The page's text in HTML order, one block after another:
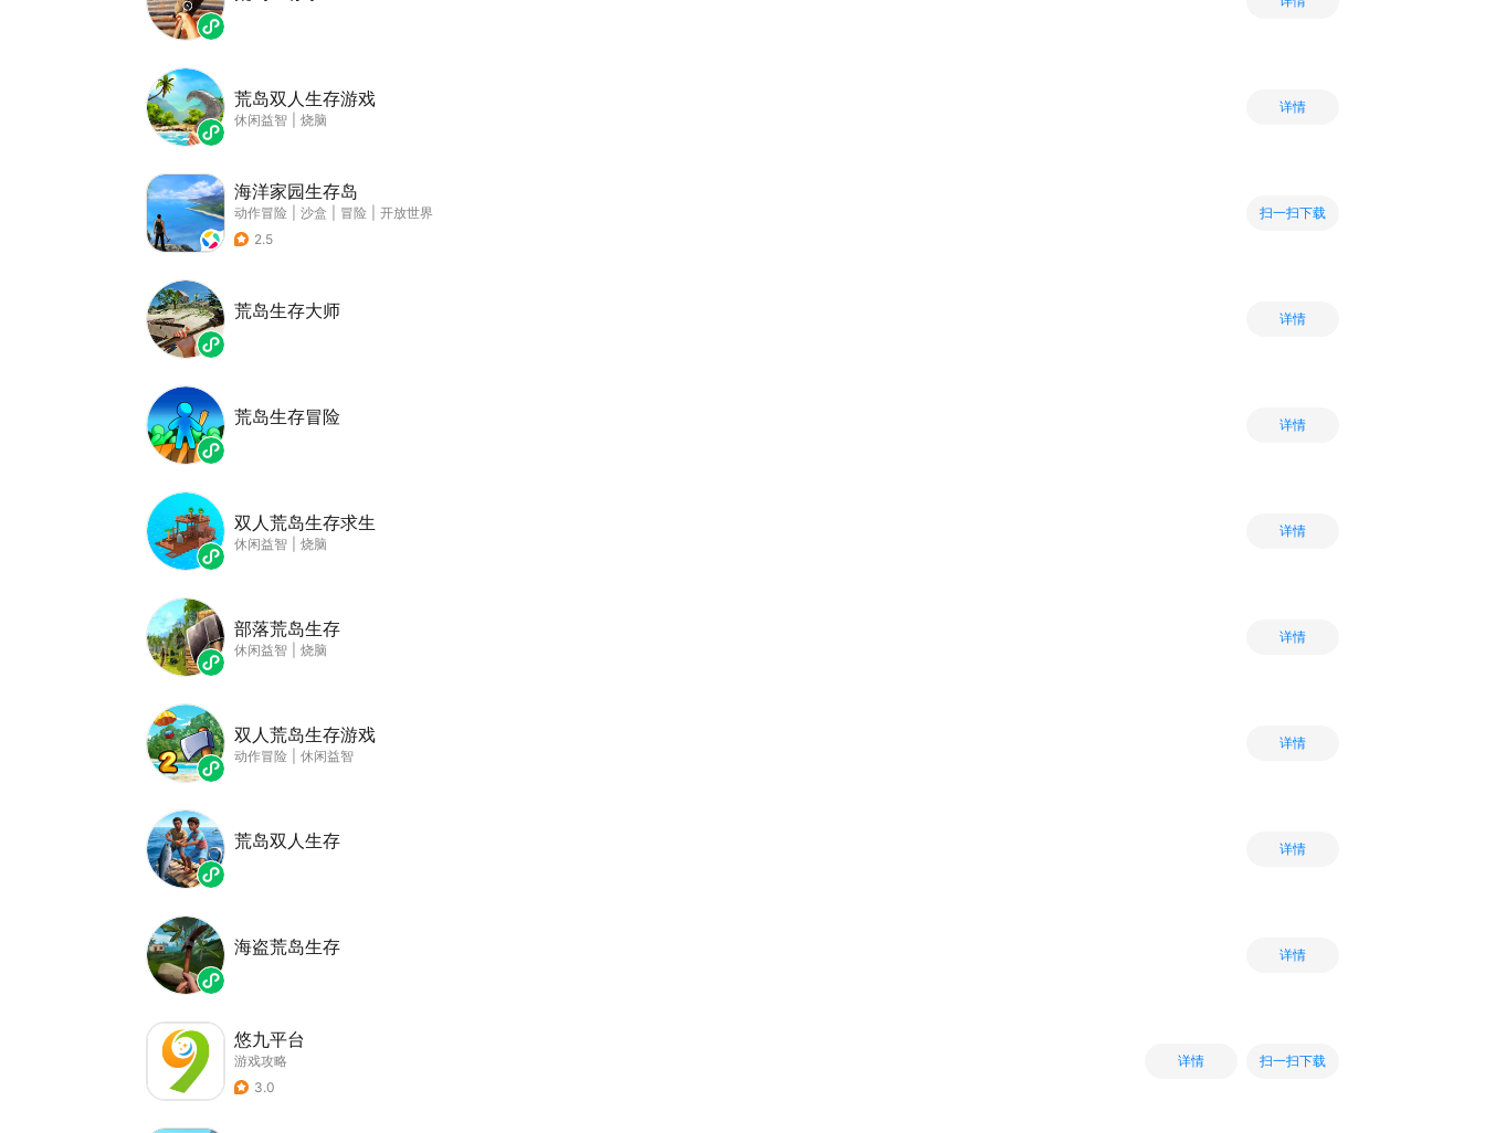
荒岛双人生存游戏
休闲益智 烧脑
详情
海洋家园生存岛
动作冒险 沙盒 冒险
开放世界
2.5
扫一扫下载
荒岛生存大师 详情
荒岛生存冒险 详情
双人荒岛生存求生
休闲益智 烧脑
详情
部落荒岛生存
休闲益智 烧脑
详情
双人荒岛生存游戏
动作冒险 休闲益智
详情
荒岛双人生存 详情
海盗荒岛生存 详情
悠九平台
游戏攻略
3.0
详情 扫一扫下载